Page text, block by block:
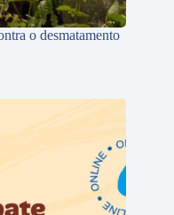
o desmatamento